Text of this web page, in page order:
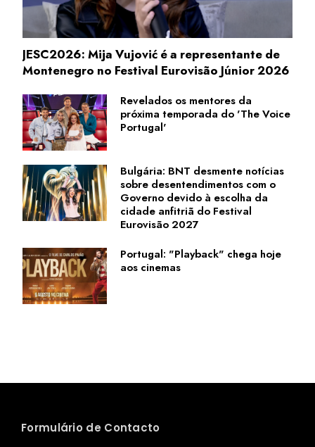
JESC2026: Mija Vujović é a representante de
Montenegro no Festival Eurovisão Júnior 2026
Revelados os mentores da
próxima temporada do 'The Voice
Portugal'
Bulgária: BNT desmente notícias
sobre desentendimentos com o
Governo devido à escolha da
cidade anfitriã do Festival
Eurovisão 2027
Portugal: "Playback" chega hoje
aos cinemas
Formulário de Contacto